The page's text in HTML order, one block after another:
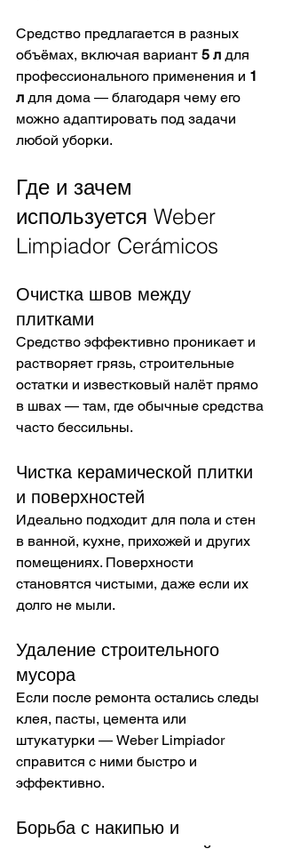
Средство предлагается в разных
объёмах, включая вариант 5 л для
профессионального применения и 1
л для дома — благодаря чему его
можно адаптировать под задачи
любой уборки.
Где и зачем
используется Weber
Limpiador Cerámicos
Очистка швов между
плитками
Средство эффективно проникает и
растворяет грязь, строительные
остатки и известковый налёт прямо
в швах — там, где обычные средства
часто бессильны.
Чистка керамической плитки
и поверхностей
Идеально подходит для пола и стен
в ванной, кухне, прихожей и других
помещениях. Поверхности
становятся чистыми, даже если их
долго не мыли.
Удаление строительного
мусора
Если после ремонта остались следы
клея, пасты, цемента или
штукатурки — Weber Limpiador
справится с ними быстро и
эффективно.
Борьба с накипью и